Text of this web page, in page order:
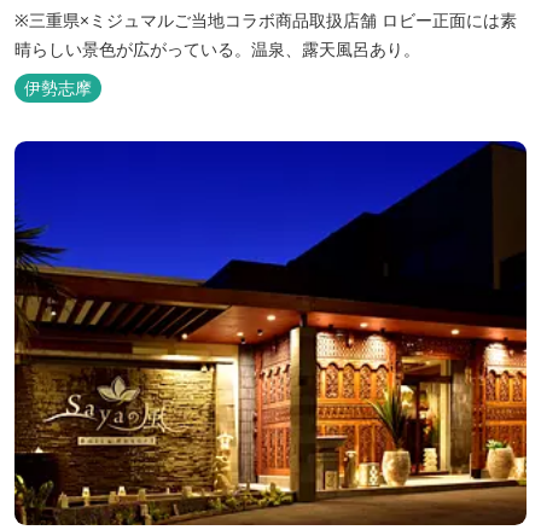
※三重県×ミジュマルご当地コラボ商品取扱店舗 ロビー正面には素
晴らしい景色が広がっている。温泉、露天風呂あり。
伊勢志摩